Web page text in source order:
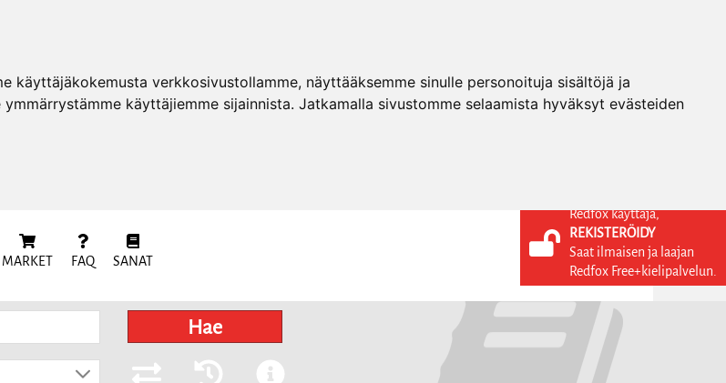
käyttäjäkokemusta verkkosivustollamme, näyttääksemme sinulle personoituja sisältöjä ja
käyttäjiemme sijainnista. Jatkamalla sivustomme selaamista hyväksyt evästeiden
MARKET FAQ SANAT
KIRJAUDU SISÄÄN
REKISTERÖIDY
Hae
Redfox käyttäjä,
REKISTERÖIDY
Saat ilmaisen ja laajan
Redfox Free+kielipalvelun.